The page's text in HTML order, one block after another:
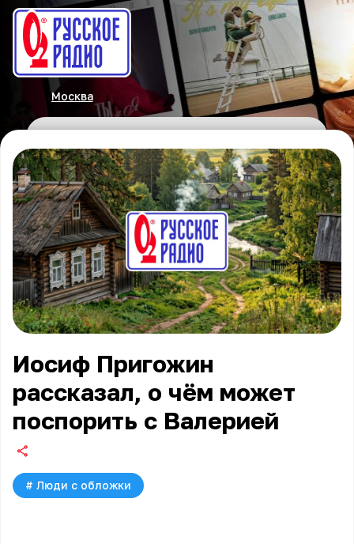
Москва
Иосиф Пригожин
рассказал, о чём может
поспорить с Валерией
# Люди с обложки